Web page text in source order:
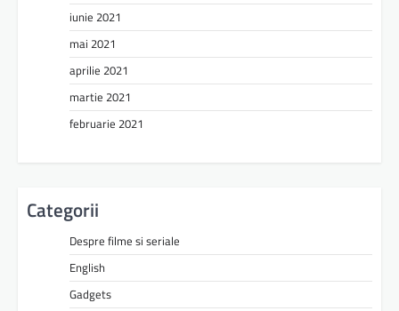
iunie 2021
mai 2021
aprilie 2021
martie 2021
februarie 2021
Categorii
Despre filme si seriale
English
Gadgets